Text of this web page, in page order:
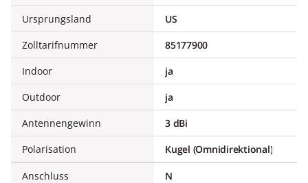
Ursprungsland
US
Zolltarifnummer
85177900
Indoor
ja
Outdoor
ja
Antennengewinn
3 dBi
Polarisation
Kugel (Omnidirektional)
Anschluss
N